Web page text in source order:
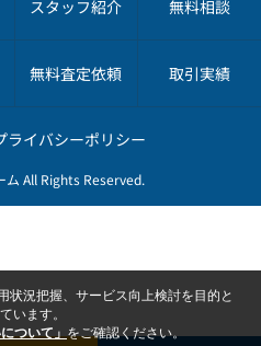
スタッフ紹介 無料相談
無料査定依頼 取引実績
ライバシーポリシー
All Rights Reserved.
状況把握、サービス向上検討を目的と
います。
ついて」をご確認ください。